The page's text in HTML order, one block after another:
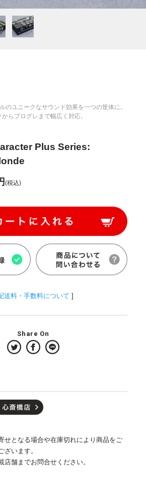
のユニークなサウンド効果を一つの筐体に。
らプログレまで幅広く対応。
Plus Series:
(税込)
送料・手数料について ]
Share On
せとなる場合や在庫切れにより商品をご
ざいます。
店舗までお問合せください。